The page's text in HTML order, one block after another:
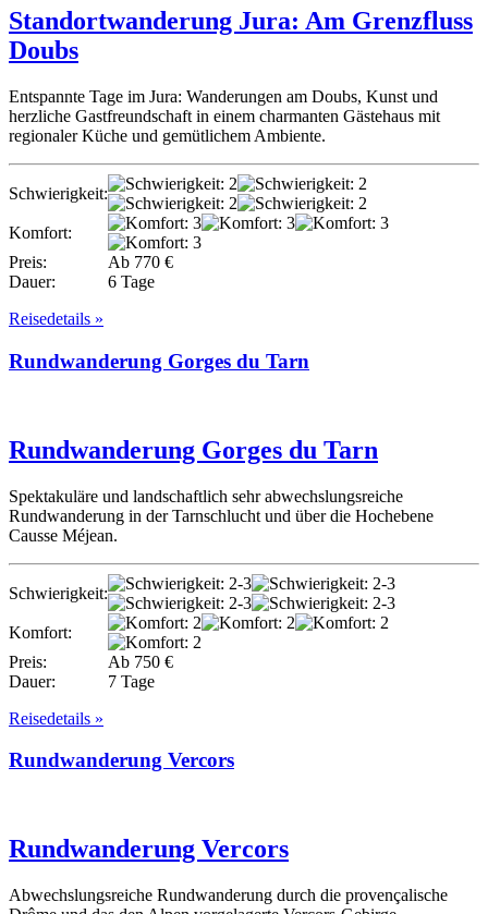
Standortwanderung Jura: Am Grenzfluss
Doubs
Entspannte Tage im Jura: Wanderungen am Doubs, Kunst und
herzliche Gastfreundschaft in einem charmanten Gästehaus mit
regionaler Küche und gemütlichem Ambiente.
Schwierigkeit:
Komfort:
Preis:
Ab 770 €
Dauer:
6 Tage
Reisedetails »
Rundwanderung Gorges du Tarn
Rundwanderung Gorges du Tarn
Spektakuläre und landschaftlich sehr abwechslungsreiche
Rundwanderung in der Tarnschlucht und über die Hochebene
Causse Méjean.
Schwierigkeit:
Komfort:
Preis:
Ab 750 €
Dauer:
7 Tage
Reisedetails »
Rundwanderung Vercors
Rundwanderung Vercors
Abwechslungsreiche Rundwanderung durch die provençalische